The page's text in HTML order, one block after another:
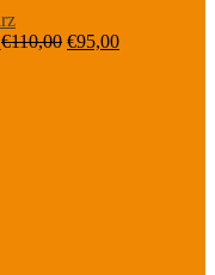
€110,00 Ursprünglicher
€95,00Aktueller